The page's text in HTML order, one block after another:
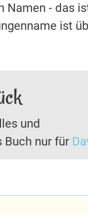
Namen - das
ist
und
Buch nur für